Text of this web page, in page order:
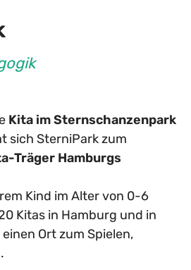
Kita im Sternschanzenpark
sich SterniPark zum
Träger Hamburgs
Kind im Alter von 0-6
Kitas in Hamburg und in
Ort zum Spielen,